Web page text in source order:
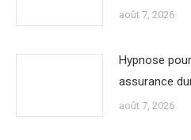
août 7, 2026
Hypnose
assurance
août 7, 2026